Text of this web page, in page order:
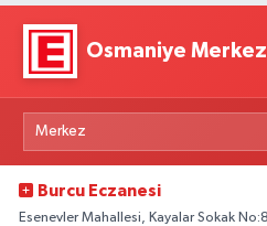
Osmaniye
Burcu Eczanesi
Esenevler Mahallesi, Kayalar Sokak